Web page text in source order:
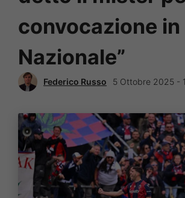
convocazione in
Nazionale”
Federico Russo 5 Ottobre 2025 -